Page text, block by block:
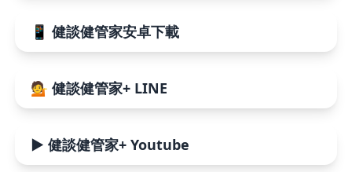
📱 健談健管家安卓下載
💁 健談健管家+ LINE
▶️ 健談健管家+ Youtube